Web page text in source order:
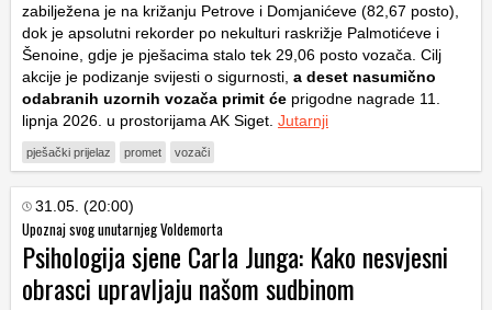
zabilježena je na križanju Petrove i Domjanićeve (82,67 posto),
dok je apsolutni rekorder po nekulturi raskrižje Palmotićeve i
Šenoine, gdje je pješacima stalo tek 29,06 posto vozača. Cilj
akcije je podizanje svijesti o sigurnosti, a deset nasumično
odabranih uzornih vozača primit će prigodne nagrade 11.
lipnja 2026. u prostorijama AK Siget. Jutarnji
pješački prijelaz promet vozači
31.05. (20:00)
Upoznaj svog unutarnjeg Voldemorta
Psihologija sjene Carla Junga: Kako nesvjesni
obrasci upravljaju našom sudbinom